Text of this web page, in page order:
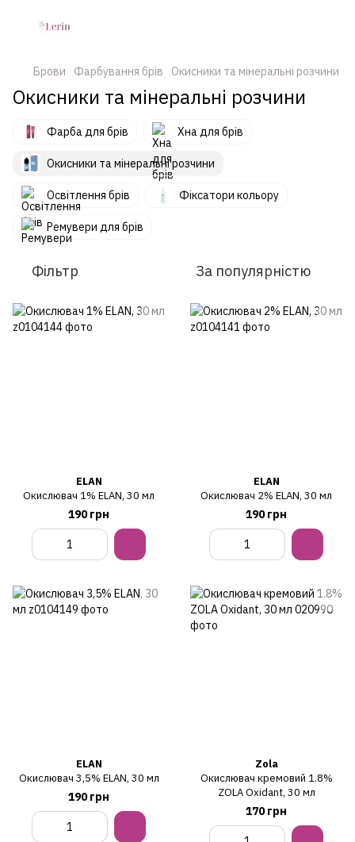
Брови Фарбування брів Окисники та мінеральні розчини
Окисники та мінеральні розчини
Фарба для брів Хна для брів
Окисники та мінеральні розчини
Освітлення брів Фіксатори кольору
Ремувери для брів
Фільтр За популярністю
ELAN
Окислювач 1% ELAN, 30 мл
190 грн
ELAN
Окислювач 2% ELAN, 30 мл
190 грн
ELAN
Окислювач 3,5% ELAN, 30 мл
190 грн
Zola
Окислювач кремовий 1.8%
ZOLA Oxidant, 30 мл
170 грн